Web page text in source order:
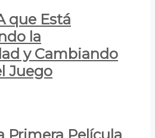
que Está
la
y Cambiando
Juego